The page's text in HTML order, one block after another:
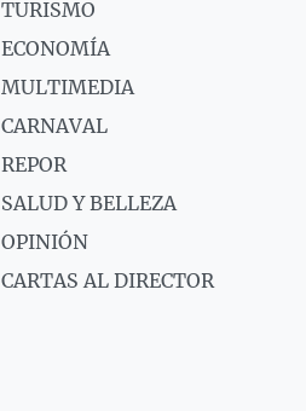
TURISMO
ECONOMÍA
MULTIMEDIA
CARNAVAL
REPOR
SALUD Y BELLEZA
OPINIÓN
CARTAS AL DIRECTOR